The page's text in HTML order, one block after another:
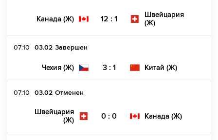
Канада (Ж) 12 : 1
Швейцария
(Ж)
07:10 03.02 Завершен
Чехия (Ж) 3 : 1 Китай (Ж)
07:10 03.02 Отменен
Швейцария
(Ж)
0 : 0 Канада (Ж)